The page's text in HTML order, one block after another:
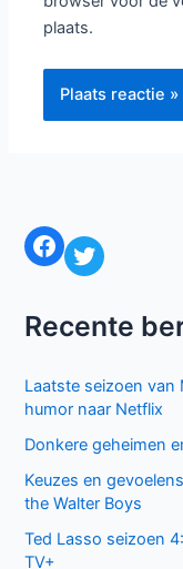
E-
mail*
Mijn naam, e-
browser voor de
Facebook Twitter